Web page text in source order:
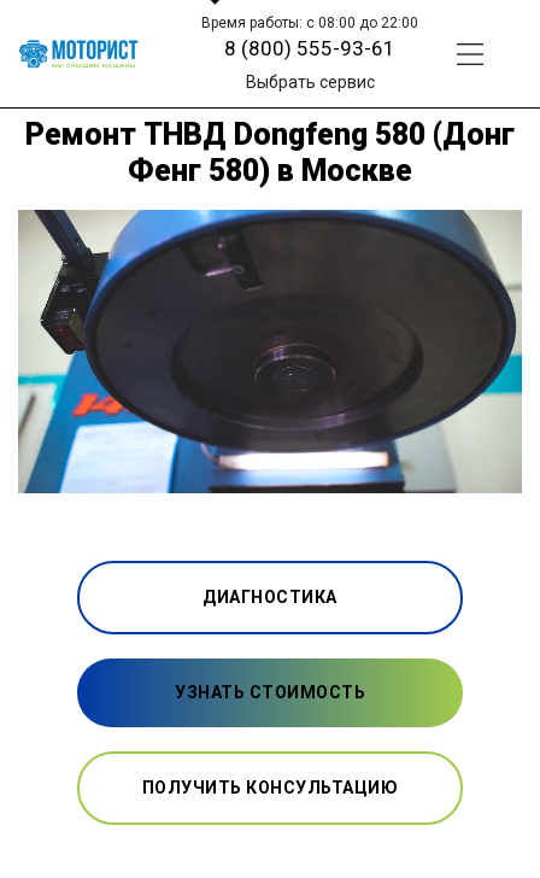
Время работы: с 08:00 до 22:00
8 (800) 555-93-61
Выбрать сервис
Ремонт ТНВД Dongfeng 580 (Донг
Фенг 580) в Москве
ДИАГНОСТИКА
УЗНАТЬ СТОИМОСТЬ
ПОЛУЧИТЬ КОНСУЛЬТАЦИЮ